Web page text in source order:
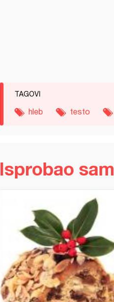
TAGOVI
hleb testo
Isprobao sam